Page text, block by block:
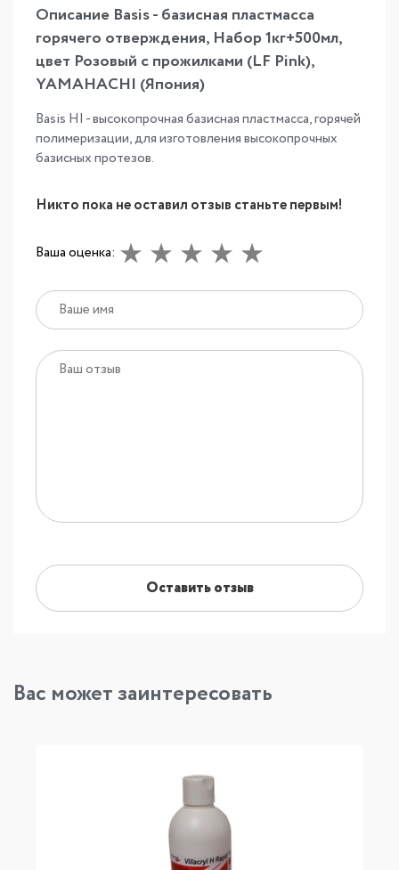
Описание Basis - базисная пластмасса
горячего отверждения, Набор 1кг+500мл,
цвет Розовый с прожилками (LF Pink),
YAMAHACHI (Япония)
Basis HI - высокопрочная базисная пластмасса, горячей
полимеризации, для изготовления высокопрочных
базисных протезов.
Никто пока не оставил отзыв станьте первым!
Ваша оценка:
Оставить отзыв
Вас может заинтересовать